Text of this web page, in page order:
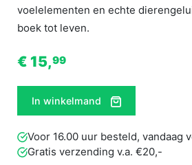
voelelementen en echte
boek tot leven.
€ 15,99
In winkelmand
Voor 16.00 uur besteld, vandaag
Gratis verzending v.a. €20,-